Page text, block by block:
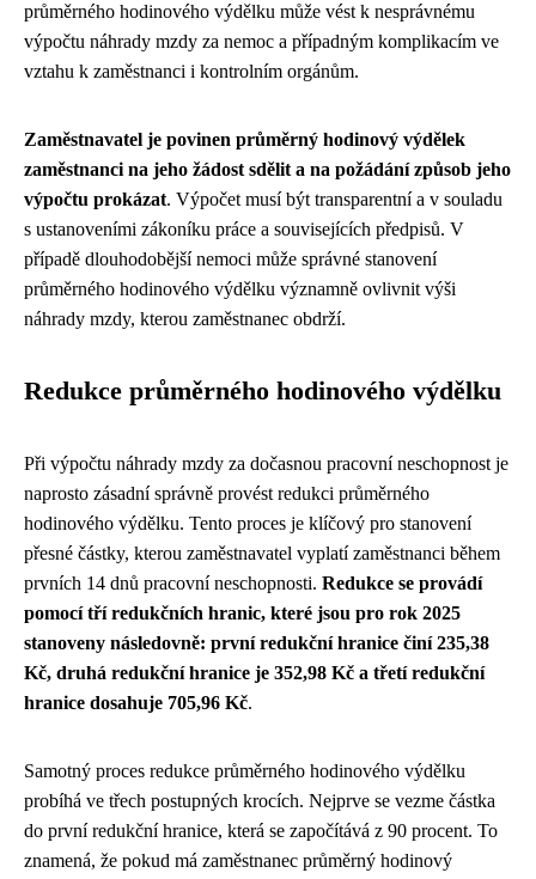
průměrného hodinového výdělku může vést k nesprávnému
výpočtu náhrady mzdy za nemoc a případným komplikacím ve
vztahu k zaměstnanci i kontrolním orgánům.
Zaměstnavatel je povinen průměrný hodinový výdělek
zaměstnanci na jeho žádost sdělit a na požádání způsob jeho
výpočtu prokázat. Výpočet musí být transparentní a v souladu
s ustanoveními zákoníku práce a souvisejících předpisů. V
případě dlouhodobější nemoci může správné stanovení
průměrného hodinového výdělku významně ovlivnit výši
náhrady mzdy, kterou zaměstnanec obdrží.
Redukce průměrného hodinového výdělku
Při výpočtu náhrady mzdy za dočasnou pracovní neschopnost je
naprosto zásadní správně provést redukci průměrného
hodinového výdělku. Tento proces je klíčový pro stanovení
přesné částky, kterou zaměstnavatel vyplatí zaměstnanci během
prvních 14 dnů pracovní neschopnosti. Redukce se provádí
pomocí tří redukčních hranic, které jsou pro rok 2025
stanoveny následovně: první redukční hranice činí 235,38
Kč, druhá redukční hranice je 352,98 Kč a třetí redukční
hranice dosahuje 705,96 Kč.
Samotný proces redukce průměrného hodinového výdělku
probíhá ve třech postupných krocích. Nejprve se vezme částka
do první redukční hranice, která se započítává z 90 procent. To
znamená, že pokud má zaměstnanec průměrný hodinový